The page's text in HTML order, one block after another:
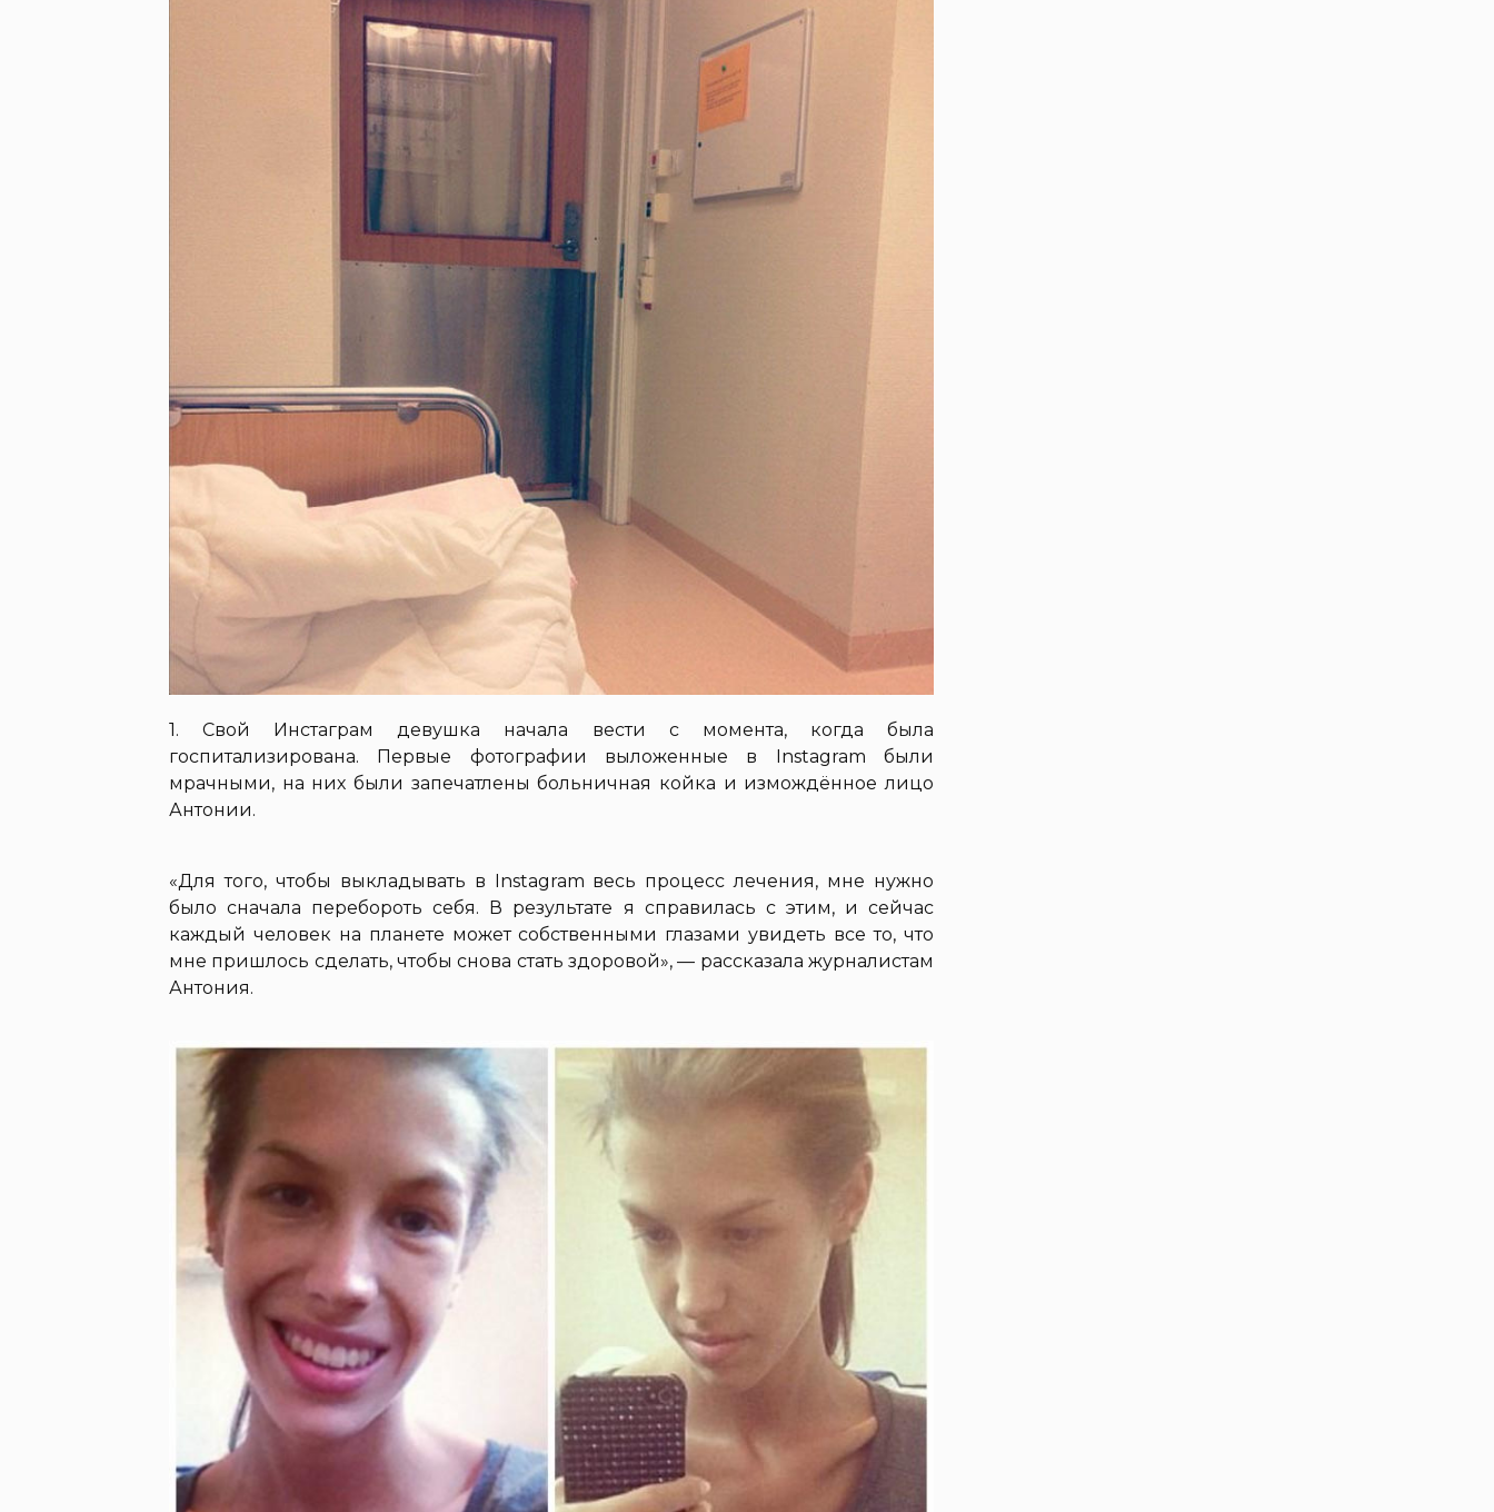
1. Свой Инстаграм девушка начала вести с момента, когда была
госпитализирована. Первые фотографии выложенные в Instagram были
мрачными, на них были запечатлены больничная койка и измождённое лицо
Антонии.
«Для того, чтобы выкладывать в Instagram весь процесс лечения, мне нужно
было сначала перебороть себя. В результате я справилась с этим, и сейчас
каждый человек на планете может собственными глазами увидеть все то, что
мне пришлось сделать, чтобы снова стать здоровой», — рассказала журналистам
Антония.